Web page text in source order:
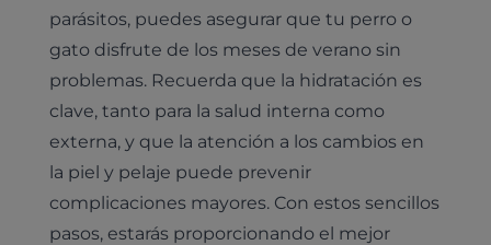
parásitos, puedes asegurar que tu perro o
gato disfrute de los meses de verano sin
problemas. Recuerda que la hidratación es
clave, tanto para la salud interna como
externa, y que la atención a los cambios en
la piel y pelaje puede prevenir
complicaciones mayores. Con estos sencillos
pasos, estarás proporcionando el mejor